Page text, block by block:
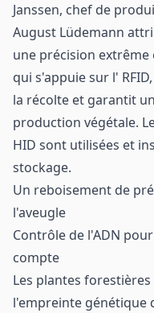
Janssen, chef de
August Lüdemann
une précision extrême
qui s'appuie sur l'
la récolte et garantit
production végétale.
HID sont utilisées et
stockage.
Un reboisement de
l'aveugle
Contrôle de l'ADN
compte
Les plantes
l'empreinte génétique